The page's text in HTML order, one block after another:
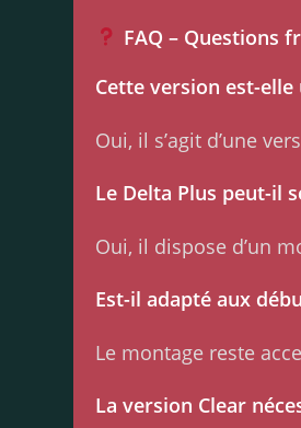
FAQ – Questions
Cette version est-
Oui, il s’agit d’une
Le Delta Plus peut-il
Oui, il dispose d’un
Est-il adapté aux
Le montage reste
La version Clear